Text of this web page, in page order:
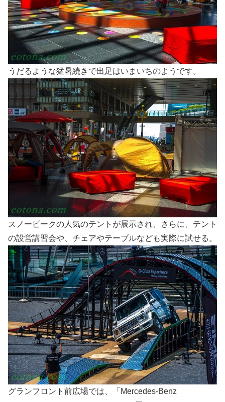
うだるような猛暑続きで出足はいまいちのようです。
スノーピークの人気のテントが展示され、さらに、テント
の設営講習会や、チェアやテーブルなども実際に試せる。
グランフロント前広場では、「Mercedes-Benz